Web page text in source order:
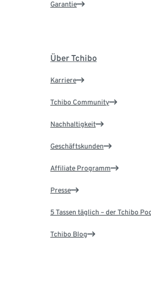
Garantie
Über Tchibo
Karriere
Tchibo Community
Nachhaltigkeit
Geschäftskunden
Affiliate Programm
Presse
5 Tassen täglich – der Tchibo
Tchibo Blog